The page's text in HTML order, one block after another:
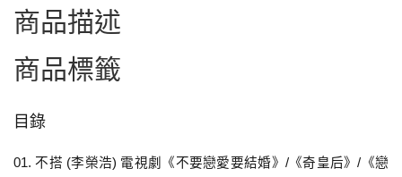
商品描述
商品標籤
目錄
01. 不搭 (李榮浩) 電視劇《不要戀愛要結婚》/《奇皇后》/《戀